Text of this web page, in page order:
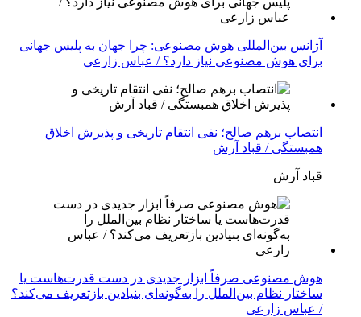
آژانس بین‌المللی هوش مصنوعی: چرا جهان به پلیس جهانی
برای هوش مصنوعی نیاز دارد؟ / عباس زارعی
انتصاب برهم صالح؛ نفی انتقام تاریخی و پذیرش اخلاق
همبستگی / قباد آرش
قباد آرش
هوش مصنوعی صرفاً ابزار جدیدی در دست قدرت‌هاست یا
ساختار نظام بین‌الملل را به‌گونه‌ای بنیادین بازتعریف می‌کند؟
/ عباس زارعی